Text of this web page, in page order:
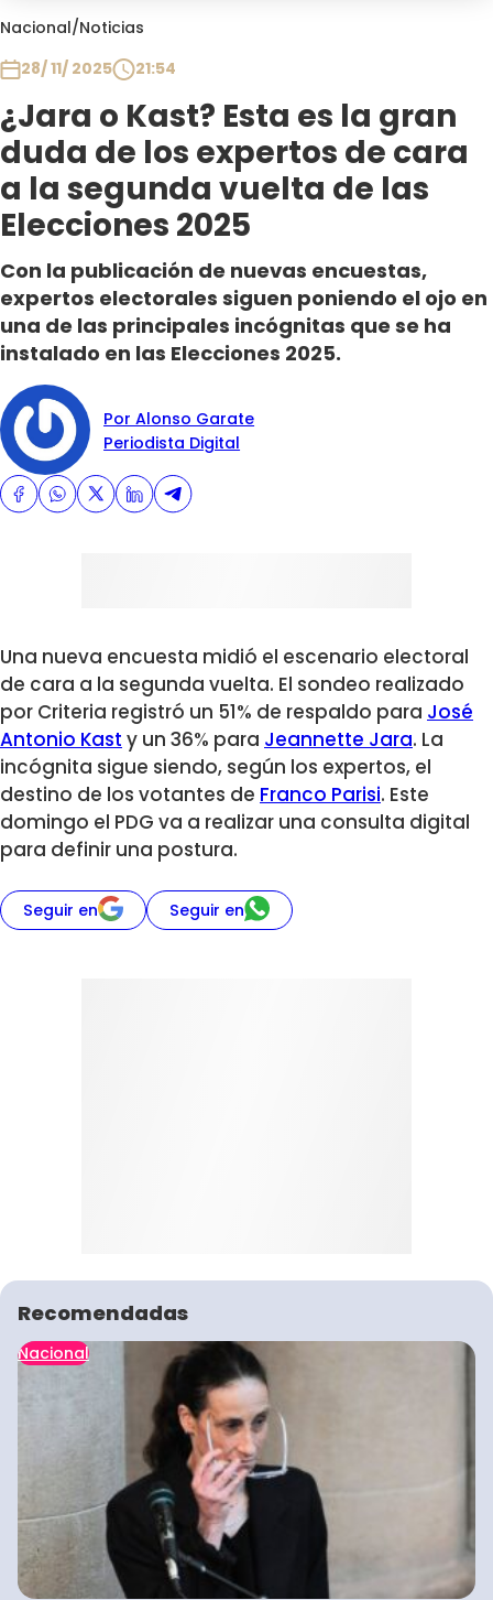
Nacional/Noticias
28/ 11/ 2025
21:54
¿Jara o Kast? Esta es la gran
duda de los expertos de cara
a la segunda vuelta de las
Elecciones 2025
Con la publicación de nuevas encuestas,
expertos electorales siguen poniendo el ojo en
una de las principales incógnitas que se ha
instalado en las Elecciones 2025.
Por Alonso Garate
Periodista Digital
Una nueva encuesta midió el escenario electoral
de cara a la segunda vuelta. El sondeo realizado
por Criteria registró un 51% de respaldo para José
Antonio Kast y un 36% para Jeannette Jara. La
incógnita sigue siendo, según los expertos, el
destino de los votantes de Franco Parisi. Este
domingo el PDG va a realizar una consulta digital
para definir una postura.
Seguir en Seguir en
Recomendadas
Nacional
Club De La Comedia
Plan Perfecto
El Tiempo
Sabingo
Todos Los Programas